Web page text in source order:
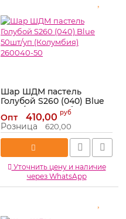
Шар ШДМ пастель
Голубой S260 (040) Blue
50шт/уп (Колумбия)
260040-50
Артикул: 260040-50
Опт 410,00 руб
Розница 620,00
Уточнить цену и наличие
через WhatsApp